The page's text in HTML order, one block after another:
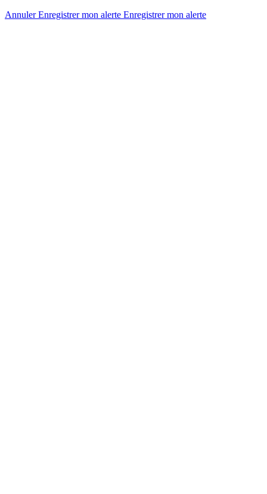
AnnulerEnregistrer mon alerte Enregistrermon alerte